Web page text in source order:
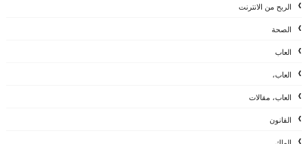
الربح من الانترنت
الصحة
العاب
العاب،
العاب، مقالات
القانون